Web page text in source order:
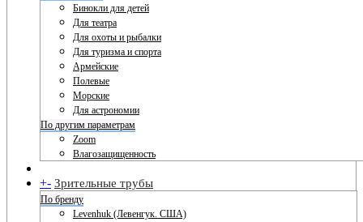
Бинокли для детей
Для театра
Для охоты и рыбалки
Для туризма и спорта
Армейские
Полевые
Морские
Для астрономии
По другим параметрам
Zoom
Влагозащищенность
+- Зрительные трубы
По бренду
Levenhuk (Левенгук. США)